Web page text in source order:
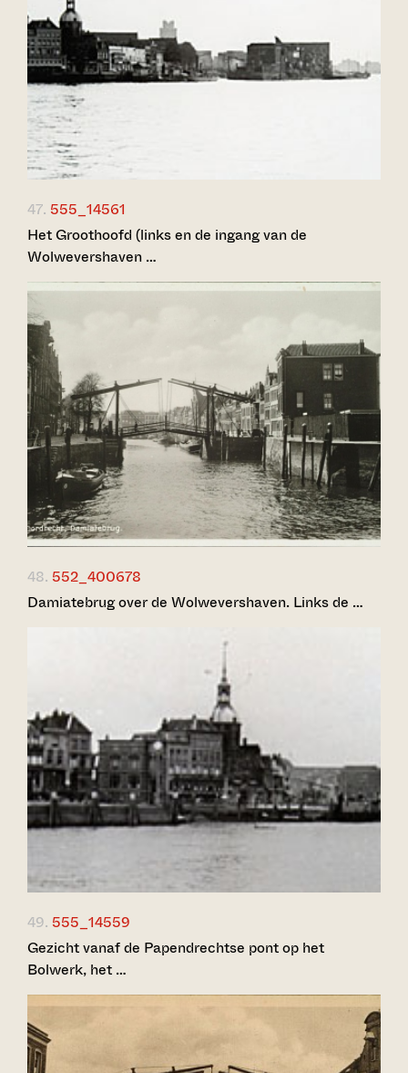
47. 555_14561
Het Groothoofd (links en de ingang van de
Wolwevershaven …
48. 552_400678
Damiatebrug over de Wolwevershaven. Links de …
49. 555_14559
Gezicht vanaf de Papendrechtse pont op het
Bolwerk, het …